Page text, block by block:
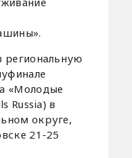
региональную
«Молодые
Russia) в
округе,
21-25